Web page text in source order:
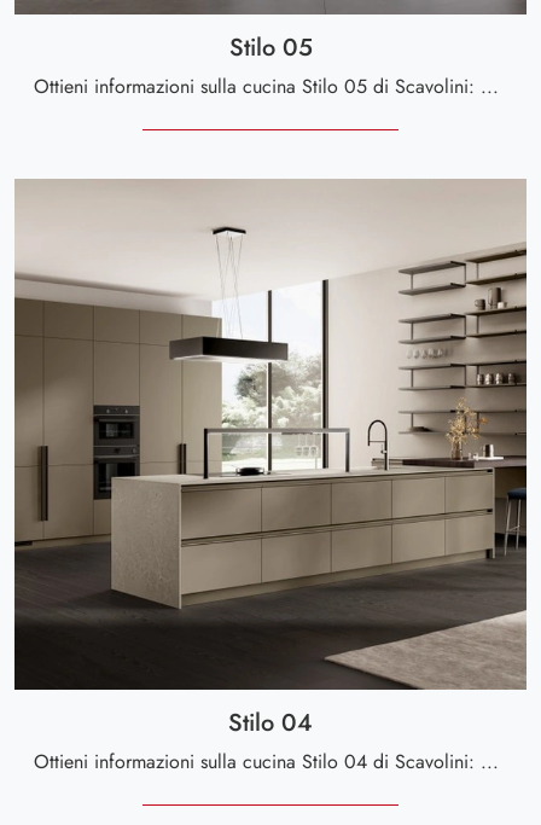
Stilo 05
Ottieni informazioni sulla cucina Stilo 05 di Scavolini: questa soluzione in laccato opaco sarà l'acquisto ideale per te!
Stilo 04
Ottieni informazioni sulla cucina Stilo 04 di Scavolini: questa soluzione in laccato opaco sarà la scelta ideale per te!